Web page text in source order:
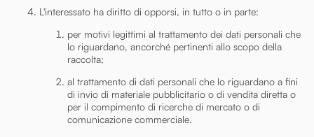
L'interessato ha diritto di opporsi, in tutto o in parte:
per motivi legittimi al trattamento dei dati personali che
lo riguardano, ancorché pertinenti allo scopo della
raccolta;
al trattamento di dati personali che lo riguardano a fini
di invio di materiale pubblicitario o di vendita diretta o
per il compimento di ricerche di mercato o di
comunicazione commerciale.